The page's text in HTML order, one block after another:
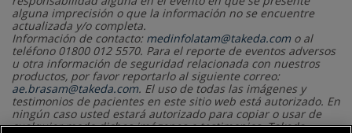
alguna imprecisión o que la información no se encuentre
actualizada y/o completa.
Información de contacto: medinfolatam@takeda.com o al
teléfono 01800 012 5570. Para el reporte de eventos adversos
u otra información de seguridad relacionada con nuestros
productos, por favor reportarlo al siguiente correo:
ae.brasam@takeda.com. El uso de todas las imágenes y
testimonios de pacientes en este sitio web está autorizado. En
ningún caso usted estará autorizado para copiar o usar de
cualquier modo dichas imágenes o testimonios. Takeda